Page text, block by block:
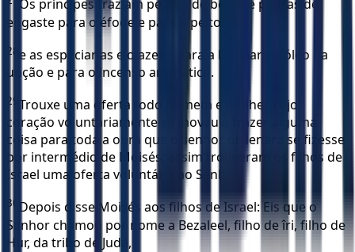
Os príncipes traziam pedras de berilo e pedras de
engaste para o éfode e para o peitoral,
28 e as especiarias e o azeite para a luz, para o óleo da
unção e para o incenso aromático.
29 Trouxe uma oferta todo homem e mulher cujo
coração voluntariamente se moveu a trazer alguma
coisa para toda a obra que o senhor ordenara se fizesse
por intermédio de Moisés; assim trouxeram os filhos de
Israel uma oferta voluntária ao Senhor.
30 Depois disse Moisés aos filhos de Israel: Eis que o
Senhor chamou por nome a Bezaleel, filho de îri, filho de
Hur, da tribo de Judá,